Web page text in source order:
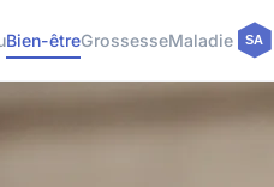
Bien-êtreGrossesseMaladie